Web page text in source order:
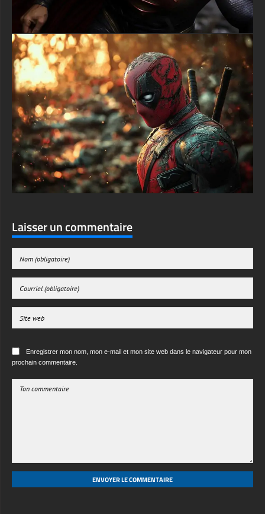
Laisser un commentaire
Enregistrer mon nom, mon e-mail et mon site web dans le navigateur pour mon
prochain commentaire.
CONTACT US · LICENSE